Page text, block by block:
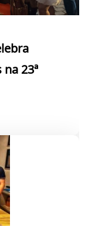
23ª